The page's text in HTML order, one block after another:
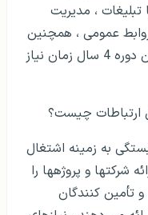
تبلیغات ، مدیریت
روابط عمومی ، همچنین
نوشتن خلاق ، طراحی رسانه است. این دوره 4 سال زمان نیاز
ارتباطات چیست؟
به زمینه اشتغال
شرکت­ها و پروژه­ها را
تأمین کنندگان